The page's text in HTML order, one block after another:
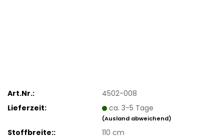
Art.Nr.:
4502-008
Lieferzeit:
ca. 3-5 Tage
(Ausland abweichend)
Stoffbreite::
110 cm